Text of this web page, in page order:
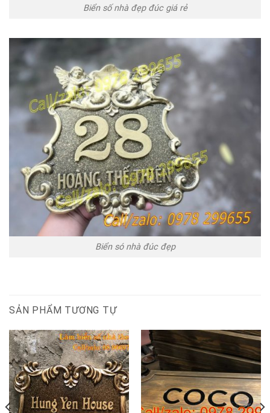
Biển số nhà đẹp đúc giá rẻ
Biển só nhà đúc đẹp
SẢN PHẨM TƯƠNG TỰ